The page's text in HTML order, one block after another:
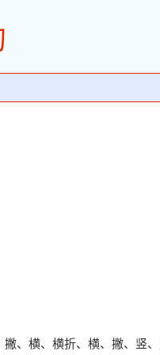
撇、横、横折、横、撇、竖